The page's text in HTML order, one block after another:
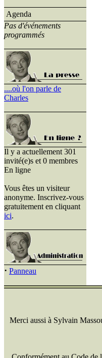
Agenda
Pas d'événements
programmés
....où l'on parle de
Charles
Il y a actuellement 301
invité(e)s et 0 membres
En ligne
Vous êtes un visiteur
anonyme. Inscrivez-vous
gratuitement en cliquant
ici.
· Panneau
Merci aussi à Sylvain